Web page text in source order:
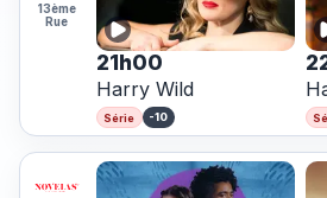
13ème
Rue
21h00
Harry Wild
Série -10